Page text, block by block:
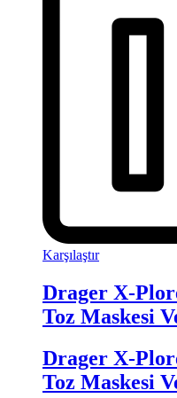
Karşılaştır
Drager X-
Toz Maskesi
Drager X-
Toz Maskesi